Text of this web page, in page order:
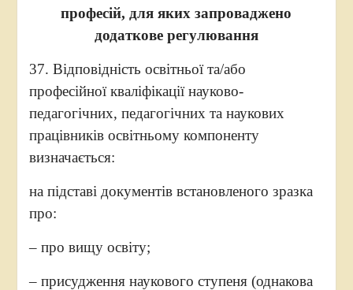
професій, для яких запроваджено
додаткове регулювання
37. Відповідність освітньої та/або
професійної кваліфікації науково-
педагогічних, педагогічних та наукових
працівників освітньому компоненту
визначається:
на підставі документів встановленого зразка
про:
– про вищу освіту;
– присудження наукового ступеня (однакова